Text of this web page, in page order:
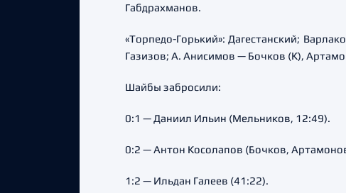
Габдрахманов.
«Торпедо-Горький»: Дагестанский;
Газизов; А. Анисимов — Бочков (К),
Шайбы забросили:
0:1 — Даниил Ильин (Мельников, 12:49).
0:2 — Антон Косолапов (Бочков,
1:2 — Ильдан Галеев (41:22).